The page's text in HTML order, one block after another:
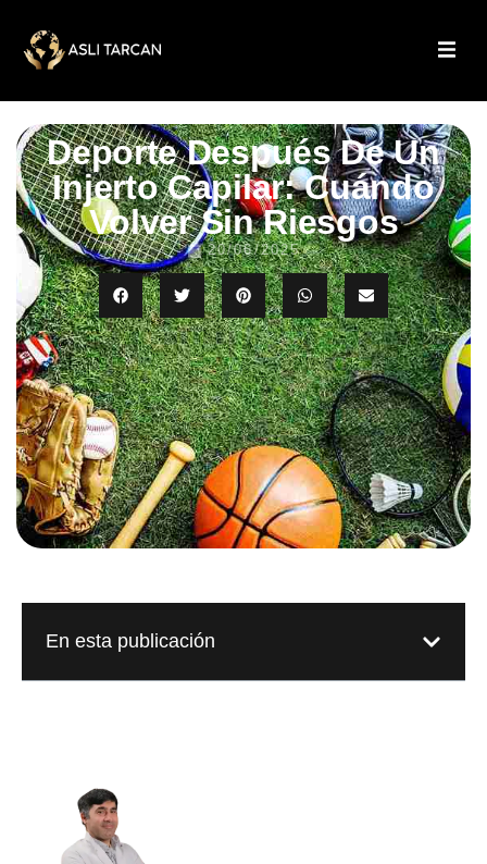
Deporte Después De Un
Injerto Capilar: Cuándo
Volver Sin Riesgos
20/06/2025
En esta publicación